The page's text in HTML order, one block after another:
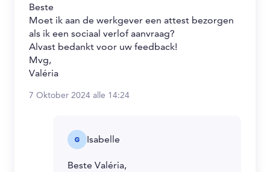
Beste
Moet ik aan de werkgever een attest bezorgen
als ik een sociaal verlof aanvraag?
Alvast bedankt voor uw feedback!
Mvg,
Valéria
7 Oktober 2024 alle 14:24
Isabelle
Beste Valéria,